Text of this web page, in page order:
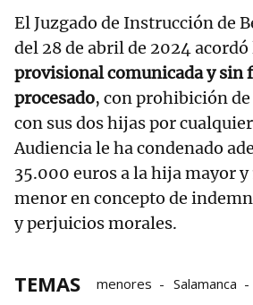
El Juzgado de Instrucción de
del 28 de abril de 2024 acordó
provisional comunicada y sin
procesado, con prohibición
con sus dos hijas por
Audiencia le ha condenado
35.000 euros a la hija mayor y
menor en concepto de
y perjuicios morales.
TEMAS menores
Salamanca